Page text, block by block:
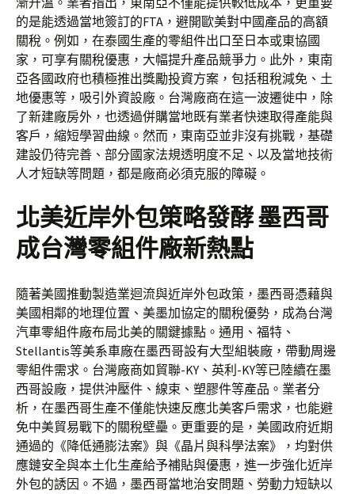
的是能透過當地簽訂的FTA，避開歐美對中國產品的高額
關稅。例如，在泰國生產的零組件出口至日本或東協國
家，可享有關稅優惠，大幅提升產品競爭力。此外，東南
亞各國政府也積極推出獎勵投資方案，包括租稅減免、土
地優惠等，吸引外資設廠。台灣廠商在這一波遷徙中，除
了新建廠房外，也透過併購當地既有業者快速取得產能與
客戶，縮短學習曲線。然而，東南亞並非沒有挑戰，基礎
建設仍待完善、部分國家法規透明度不足、以及當地技術
人才短缺等問題，都是廠商必須克服的障礙。
北美近岸外包策略發酵 墨西哥
成台灣零組件廠新熱點
隨著美國推動製造業迴流與近岸外包政策，墨西哥憑藉與
美國相鄰的地理位置、美墨加協定的關稅優勢，成為台灣
汽車零組件廠布局北美的關鍵據點。通用、福特、
Stellantis等美系車廠在墨西哥設有大型組裝廠，帶動周邊
零組件需求。台灣廠商如貿聯-KY、英利-KY等已陸續在墨
西哥設廠，提供沖壓件、線束、塑膠件等產品。業者分
析，在墨西哥生產不僅能快速反應北美客戶需求，也能避
免中美貿易戰下的關稅壁壘。更重要的是，美國政府近期
通過的《降低通膨法案》與《晶片與科學法案》，均對供
應鏈安全與本土化生產給予補貼與優惠，進一步強化近岸
外包的誘因。不過，墨西哥當地治安問題、勞動力短缺以